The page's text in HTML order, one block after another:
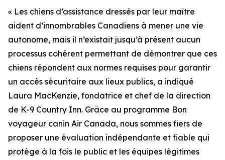
« Les chiens d’assistance dressés par leur maître
aident d’innombrables Canadiens à mener une vie
autonome, mais il n’existait jusqu’à présent aucun
processus cohérent permettant de démontrer que ces
chiens répondent aux normes requises pour garantir
un accès sécuritaire aux lieux publics, a indiqué
Laura MacKenzie, fondatrice et chef de la direction
de K-9 Country Inn. Grâce au programme Bon
voyageur canin Air Canada, nous sommes fiers de
proposer une évaluation indépendante et fiable qui
protège à la fois le public et les équipes légitimes